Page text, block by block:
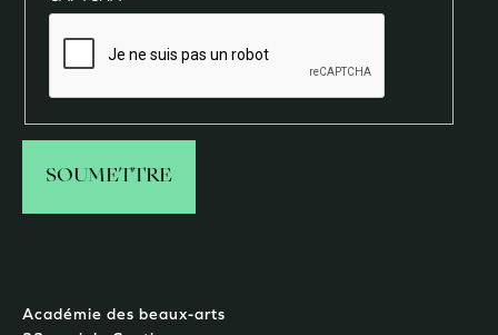
Académie des beaux-arts